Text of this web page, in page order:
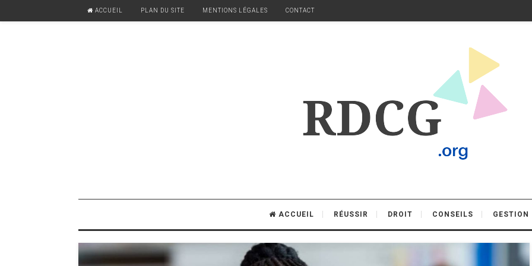
ACCUEIL PLAN DU SITE MENTIONS LÉGALES CONTACT
ACCUEIL RÉUSSIR DROIT CONSEILS GESTION